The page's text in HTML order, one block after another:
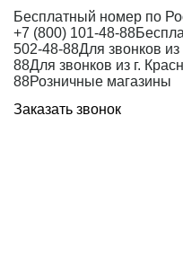
Бесплатный номер по
+7 (800) 101-48-88
502-48-88Для звонков
88Для звонков из г.
88Розничные магазины
Заказать звонок